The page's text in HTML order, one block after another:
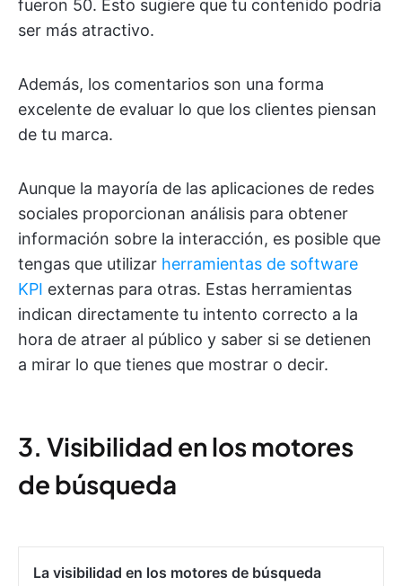
fueron 50. Esto sugiere que tu contenido podría
ser más atractivo.
Además, los comentarios son una forma
excelente de evaluar lo que los clientes piensan
de tu marca.
Aunque la mayoría de las aplicaciones de redes
sociales proporcionan análisis para obtener
información sobre la interacción, es posible que
tengas que utilizar herramientas de software
KPI externas para otras. Estas herramientas
indican directamente tu intento correcto a la
hora de atraer al público y saber si se detienen
a mirar lo que tienes que mostrar o decir.
3. Visibilidad en los motores
de búsqueda
La visibilidad en los motores de búsqueda